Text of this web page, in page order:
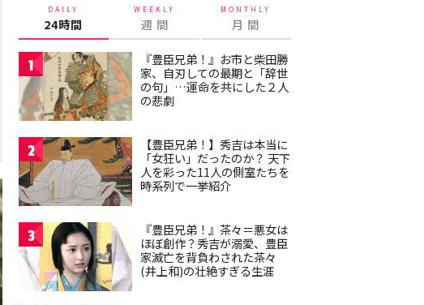
DAILY
24時間
WEEKLY
週 間
MONTHLY
月 間
1
『豊臣兄弟！』お市と柴田勝
家、自刃しての最期と「辞世
の句」…運命を共にした２人
の悲劇
2
【豊臣兄弟！】秀吉は本当に
「女狂い」だったのか？ 天下
人を彩った11人の側室たちを
時系列で一挙紹介
3
『豊臣兄弟！』茶々＝悪女は
ほぼ創作？秀吉が溺愛、豊臣
家滅亡を背負わされた茶々
(井上和)の壮絶すぎる生涯